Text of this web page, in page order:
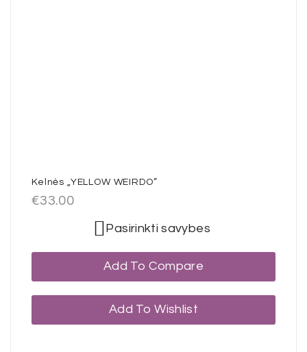
Kelnės „YELLOW WEIRDO”
€33.00
Pasirinkti savybes
Add To Compare
Add To Wishlist